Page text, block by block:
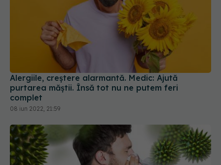
Alergiile, creștere alarmantă. Medic: Ajută
purtarea măștii. Însă tot nu ne putem feri
complet
08 iun 2022, 21:59